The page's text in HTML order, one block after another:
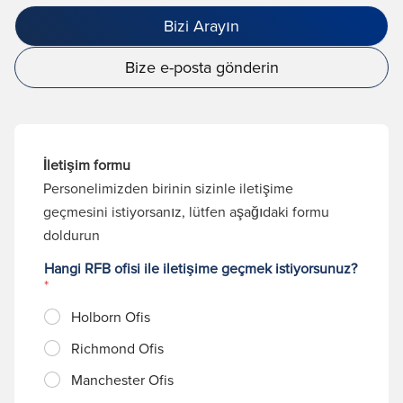
Bizi Arayın
Bize e-posta gönderin
İletişim formu
Personelimizden birinin sizinle iletişime
geçmesini istiyorsanız, lütfen aşağıdaki formu
doldurun
Hangi RFB ofisi ile iletişime geçmek istiyorsunuz?
*
Holborn Ofis
Richmond Ofis
Manchester Ofis